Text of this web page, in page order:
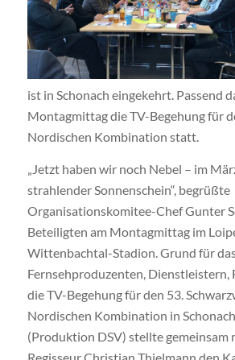
ist in Schonach eingekehrt. Passend
Montagmittag die TV-Begehung für
Nordischen Kombination statt.
„Jetzt haben wir noch Nebel – im
strahlender Sonnenschein“, begrüßte
Organisationskomitee-Chef Gunter
Beteiligten am Montagmittag im
Wittenbachtal-Stadion. Grund für
Fernsehproduzenten, Dienstleistern,
die TV-Begehung für den 53.
Nordischen Kombination in
(Produktion DSV) stellte gemeinsam